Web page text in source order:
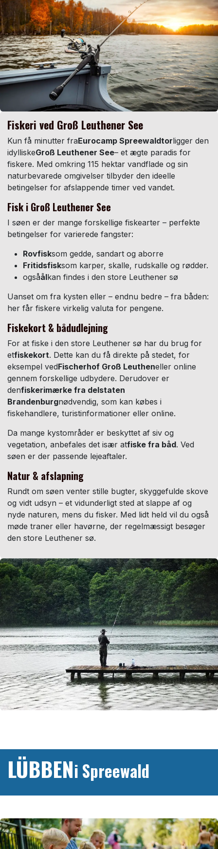
Fiskeri ved Groß Leuthener See
Kun få minutter fraEurocamp Spreewaldtorligger den
idylliskeGroß Leuthener See– et ægte paradis for
fiskere. Med omkring 115 hektar vandflade og sin
naturbevarede omgivelser tilbyder den ideelle
betingelser for afslappende timer ved vandet.
Fisk i Groß Leuthener See
I søen er der mange forskellige fiskearter – perfekte
betingelser for varierede fangster:
Rovfisksom gedde, sandart og aborre
Fritidsfisksom karper, skalle, rudskalle og rødder.
ogsåålkan findes i den store Leuthener sø
Uanset om fra kysten eller – endnu bedre – fra båden:
her får fiskere virkelig valuta for pengene.
Fiskekort & bådudlejning
For at fiske i den store Leuthener sø har du brug for
etfiskekort. Dette kan du få direkte på stedet, for
eksempel vedFischerhof Groß Leutheneller online
gennem forskellige udbydere. Derudover er
denfiskerimærke fra delstaten
Brandenburgnødvendig, som kan købes i
fiskehandlere, turistinformationer eller online.
Da mange kystområder er beskyttet af siv og
vegetation, anbefales det især atfiske fra båd. Ved
søen er der passende lejeaftaler.
Natur & afslapning
Rundt om søen venter stille bugter, skyggefulde skove
og vidt udsyn – et vidunderligt sted at slappe af og
nyde naturen, mens du fisker. Med lidt held vil du også
møde traner eller havørne, der regelmæssigt besøger
den store Leuthener sø.
LÜBBENi Spreewald